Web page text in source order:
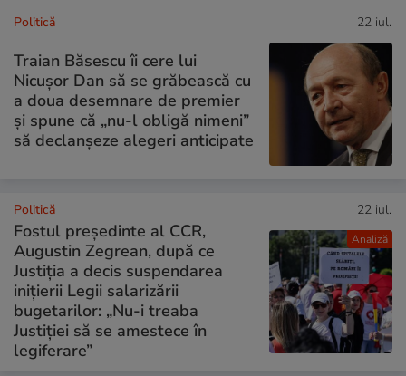
Politică 22 iul.
Traian Băsescu îi cere lui
Nicușor Dan să se grăbească cu
a doua desemnare de premier
și spune că „nu-l obligă nimeni”
să declanșeze alegeri anticipate
Analiză
Politică 22 iul.
Fostul președinte al CCR,
Augustin Zegrean, după ce
Justiția a decis suspendarea
inițierii Legii salarizării
bugetarilor: „Nu-i treaba
Justiției să se amestece în
legiferare”